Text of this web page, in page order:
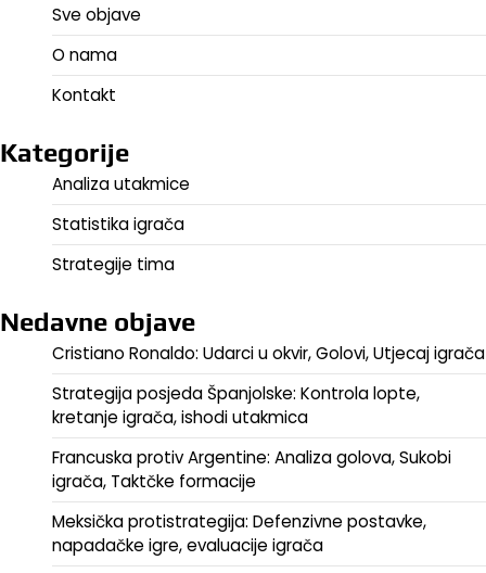
Sve objave
O nama
Kontakt
Kategorije
Analiza utakmice
Statistika igrača
Strategije tima
Nedavne objave
Cristiano Ronaldo: Udarci u okvir, Golovi, Utjecaj igrača
Strategija posjeda Španjolske: Kontrola lopte,
kretanje igrača, ishodi utakmica
Francuska protiv Argentine: Analiza golova, Sukobi
igrača, Taktčke formacije
Meksička protistrategija: Defenzivne postavke,
napadačke igre, evaluacije igrača